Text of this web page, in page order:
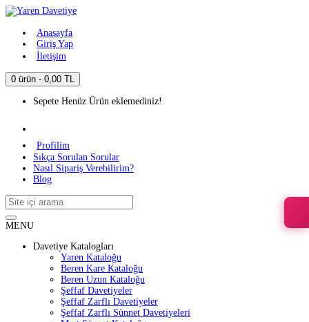
Anasayfa
Giriş Yap
İletişim
0 ürün - 0,00 TL
Sepete Henüz Ürün eklemediniz!
Profilim
Sıkça Sorulan Sorular
Nasıl Sipariş Verebilirim?
Blog
MENU
Davetiye Katalogları
Yaren Kataloğu
Beren Kare Kataloğu
Beren Uzun Kataloğu
Şeffaf Davetiyeler
Şeffaf Zarflı Davetiyeler
Şeffaf Zarflı Sünnet Davetiyeleri